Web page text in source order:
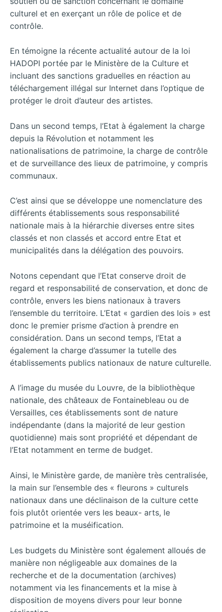
culturel et en exerçant un rôle de police et de
contrôle.
En témoigne la récente actualité autour de la loi
HADOPI portée par le Ministère de la Culture et
incluant des sanctions graduelles en réaction au
téléchargement illégal sur Internet dans l’optique de
protéger le droit d’auteur des artistes.
Dans un second temps, l’Etat à également la charge
depuis la Révolution et notamment les
nationalisations de patrimoine, la charge de contrôle
et de surveillance des lieux de patrimoine, y compris
communaux.
C’est ainsi que se développe une nomenclature des
différents établissements sous responsabilité
nationale mais à la hiérarchie diverses entre sites
classés et non classés et accord entre Etat et
municipalités dans la délégation des pouvoirs.
Notons cependant que l’Etat conserve droit de
regard et responsabilité de conservation, et donc de
contrôle, envers les biens nationaux à travers
l’ensemble du territoire. L’Etat « gardien des lois » est
donc le premier prisme d’action à prendre en
considération. Dans un second temps, l’Etat a
également la charge d’assumer la tutelle des
établissements publics nationaux de nature culturelle.
A l’image du musée du Louvre, de la bibliothèque
nationale, des châteaux de Fontainebleau ou de
Versailles, ces établissements sont de nature
indépendante (dans la majorité de leur gestion
quotidienne) mais sont propriété et dépendant de
l’Etat notamment en terme de budget.
Ainsi, le Ministère garde, de manière très centralisée,
la main sur l’ensemble des « fleurons » culturels
nationaux dans une déclinaison de la culture cette
fois plutôt orientée vers les beaux- arts, le
patrimoine et la muséification.
Les budgets du Ministère sont également alloués de
manière non négligeable aux domaines de la
recherche et de la documentation (archives)
notamment via les financements et la mise à
disposition de moyens divers pour leur bonne